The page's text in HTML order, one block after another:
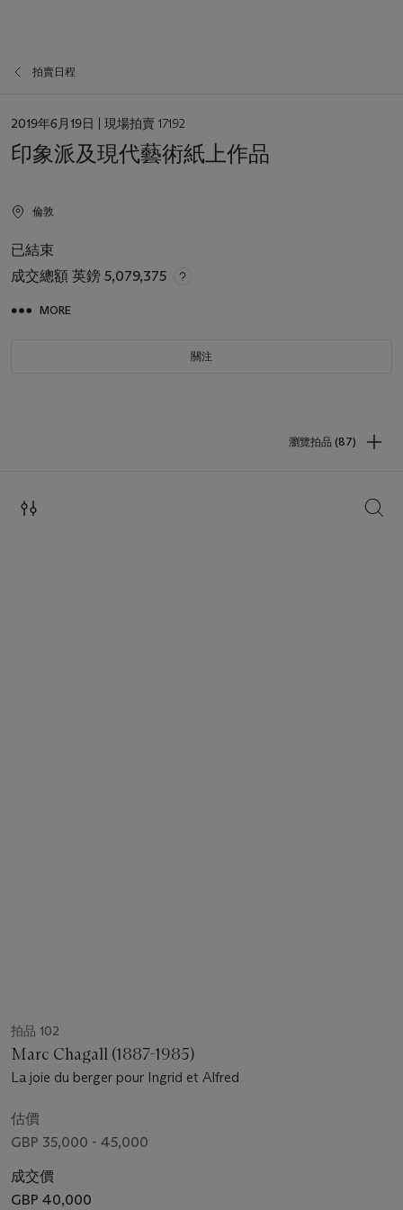
拍賣日程
日
2019年6月19日 | 現場拍賣 17192
印象派及現代藝術紙上作品
倫敦
已結束
成交總額 英鎊 5,079,375
MORE
關注
瀏覽拍品 (87)
搜索
拍品 102
Marc Chagall (1887-1985)
La joie du berger pour Ingrid et Alfred
估價
GBP 35,000 - 45,000
成交價
GBP 40,000